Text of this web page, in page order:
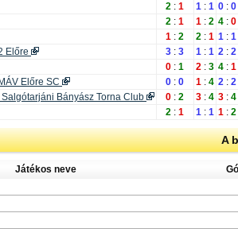
2 : 1 1 : 1 0 : 0
2 : 1 1 : 2 4 : 0
1 : 2 2 : 1 1 : 1
Előre
3 : 3 1 : 1 2 : 2
0 : 1 2 : 3 4 : 1
Előre SC
0 : 0 1 : 4 2 : 2
Bányász Torna Club
0 : 2 3 : 4 3 : 4
2 : 1 1 : 1 1 : 2
A
Játékos neve